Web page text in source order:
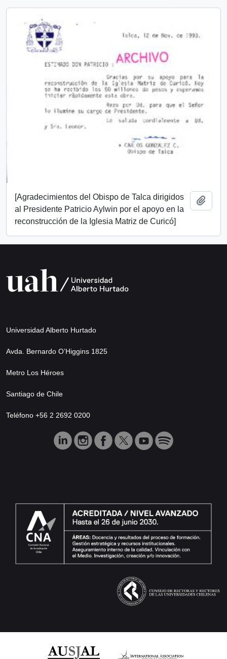
[Agradecimientos del Obispo de Talca dirigidos
al Presidente Patricio Aylwin por el apoyo en la
reconstrucción de la Iglesia Matriz de Curicó]
Universidad Alberto Hurtado
Avda. Bernardo O’Higgins 1825
Metro Los Héroes
Santiago de Chile
Teléfono +56 2 2692 0200